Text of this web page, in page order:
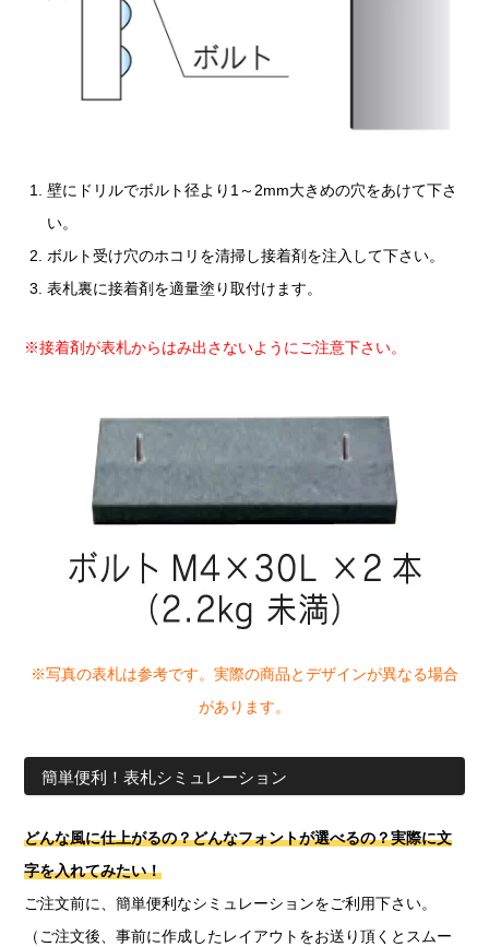
壁にドリルでボルト径より1～2mm大きめの穴をあけて下さ
い。
ボルト受け穴のホコリを清掃し接着剤を注入して下さい。
表札裏に接着剤を適量塗り取付けます。
※接着剤が表札からはみ出さないようにご注意下さい。
※写真の表札は参考です。実際の商品とデザインが異なる場合
があります。
簡単便利！表札シミュレーション
どんな風に仕上がるの？どんなフォントが選べるの？実際に文
字を入れてみたい！
ご注文前に、簡単便利なシミュレーションをご利用下さい。
（ご注文後、事前に作成したレイアウトをお送り頂くとスムー